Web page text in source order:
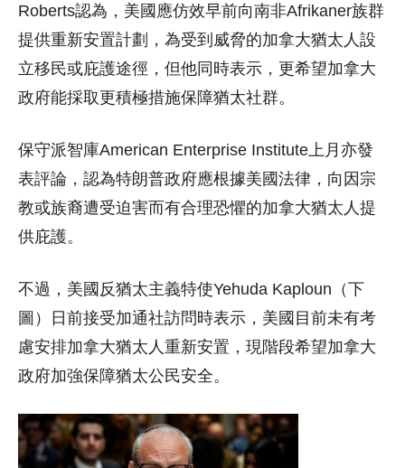
Roberts認為，美國應仿效早前向南非Afrikaner族群
提供重新安置計劃，為受到威脅的加拿大猶太人設
立移民或庇護途徑，但他同時表示，更希望加拿大
政府能採取更積極措施保障猶太社群。
保守派智庫American Enterprise Institute上月亦發
表評論，認為特朗普政府應根據美國法律，向因宗
教或族裔遭受迫害而有合理恐懼的加拿大猶太人提
供庇護。
不過，美國反猶太主義特使Yehuda Kaploun（下
圖）日前接受加通社訪問時表示，美國目前未有考
慮安排加拿大猶太人重新安置，現階段希望加拿大
政府加強保障猶太公民安全。